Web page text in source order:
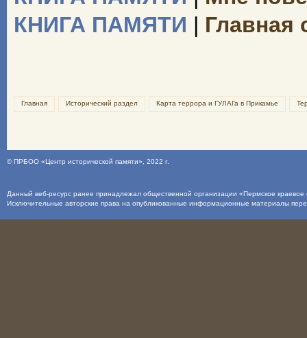
КНИГА ПАМЯТИ | Главная
Главная Исторический раздел Карта террора и ГУЛАГа в Прикамье
©ПРБОО «Центр исторической памяти» , 2022 г.
Данный веб-ресурс ранее принадлежал общественной организации «Пермское
Исключительные авторские права на опубликованные информационные материалы